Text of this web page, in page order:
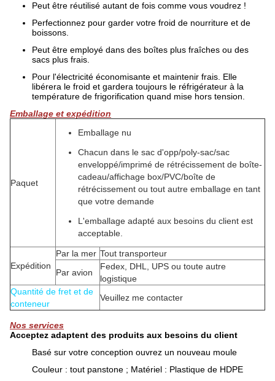
Peut être réutilisé autant de fois comme vous voudrez !
Perfectionnez pour garder votre froid de nourriture et de
boissons.
Peut être employé dans des boîtes plus fraîches ou des
sacs plus frais.
Pour l'électricité économisante et maintenir frais. Elle
libérera le froid et gardera toujours le réfrigérateur à la
température de frigorification quand mise hors tension.
Emballage et expédition
Paquet
Emballage nu
Chacun dans le sac d'opp/poly-sac/sac
enveloppé/imprimé de rétrécissement de boîte-
cadeau/affichage box/PVC/boîte de
rétrécissement ou tout autre emballage en tant
que votre demande
L'emballage adapté aux besoins du client est
acceptable.
Expédition
Par la mer Tout transporteur
Par avion
Fedex, DHL, UPS ou toute autre
logistique
Quantité de fret et de
conteneur
Veuillez me contacter
Nos services
Acceptez adaptent des produits aux besoins du client
Basé sur votre conception ouvrez un nouveau moule
Couleur : tout panstone ; Matériel : Plastique de HDPE